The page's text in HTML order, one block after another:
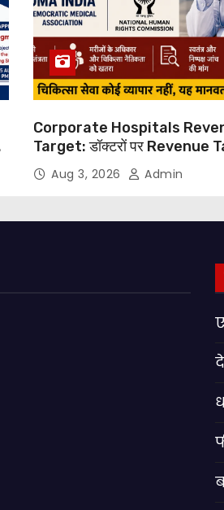
Corporate Hospitals
Target: डॉक्टरों पर Revenue
थोपने के खिलाफ DMA India का
NHRC से Suo Motu जांच की मांग
Aug 3, 2026 Admin